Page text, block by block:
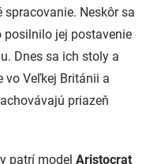
spracovanie. Neskôr sa
posilnilo jej postavenie
Dnes sa ich stoly a
vo Veľkej Británii a
priazeň
patrí model Aristocrat